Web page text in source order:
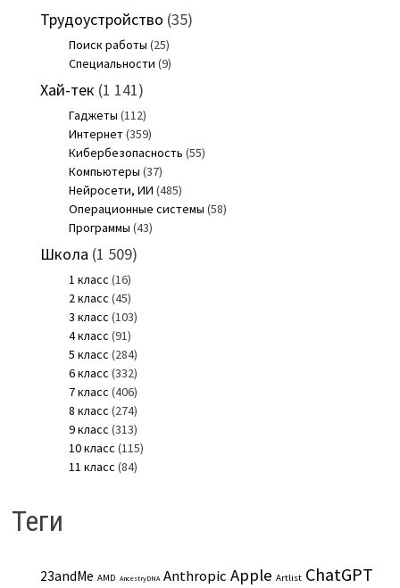
Трудоустройство (35)
Поиск работы (25)
Специальности (9)
Хай-тек (1 141)
Гаджеты (112)
Интернет(359)
Кибербезопасность (55)
Компьютеры (37)
Нейросети, ИИ (485)
Операционные системы (58)
Программы (43)
Школа (1 509)
1 класс (16)
2 класс (45)
3 класс (103)
4 класс (91)
5 класс (284)
6 класс (332)
7 класс (406)
8 класс (274)
9 класс (313)
10 класс (115)
11 класс (84)
Теги
23andMe AMD AncestryDNA Anthropic Apple Artlist ChatGPT